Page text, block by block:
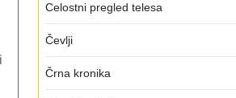
Celostni pregled telesa
Čevlji
Črna kronika